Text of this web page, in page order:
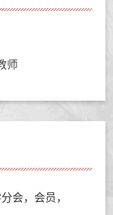
师
会，会员，